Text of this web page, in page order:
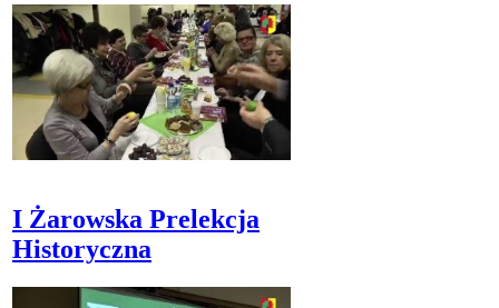
I Żarowska Prelekcja
Historyczna